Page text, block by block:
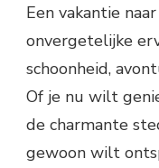
Een vakantie
onvergetelijke
schoonheid,
Of je nu wilt
de charmante
gewoon wilt